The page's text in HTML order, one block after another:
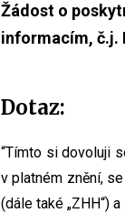
Žádost o
informacím, č.j.
Dotaz:
“Tímto si dovoluji
v platném znění,
(dále také „ZHH“)